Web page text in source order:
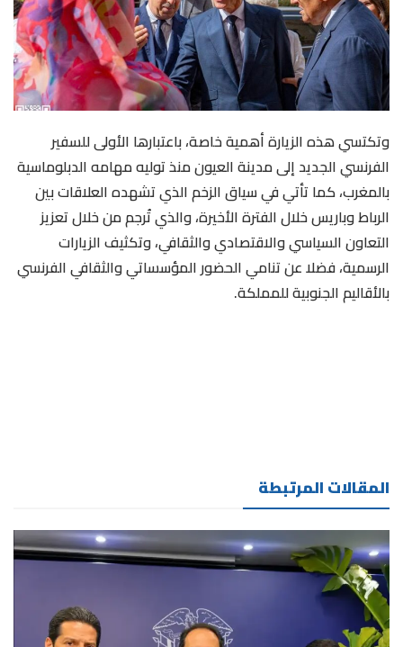
وتكتسي هذه الزيارة أهمية خاصة، باعتبارها الأولى للسفير
الفرنسي الجديد إلى مدينة العيون منذ توليه مهامه الدبلوماسية
بالمغرب، كما تأتي في سياق الزخم الذي تشهده العلاقات بين
الرباط وباريس خلال الفترة الأخيرة، والذي تُرجم من خلال تعزيز
التعاون السياسي والاقتصادي والثقافي، وتكثيف الزيارات
الرسمية، فضلا عن تنامي الحضور المؤسساتي والثقافي الفرنسي
بالأقاليم الجنوبية للمملكة.
المقالات المرتبطة